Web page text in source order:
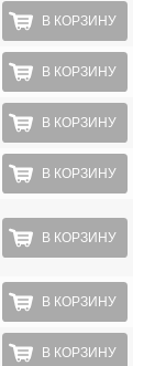
В КОРЗИНУ
В КОРЗИНУ
В КОРЗИНУ
В КОРЗИНУ
В КОРЗИНУ
В КОРЗИНУ
В КОРЗИНУ